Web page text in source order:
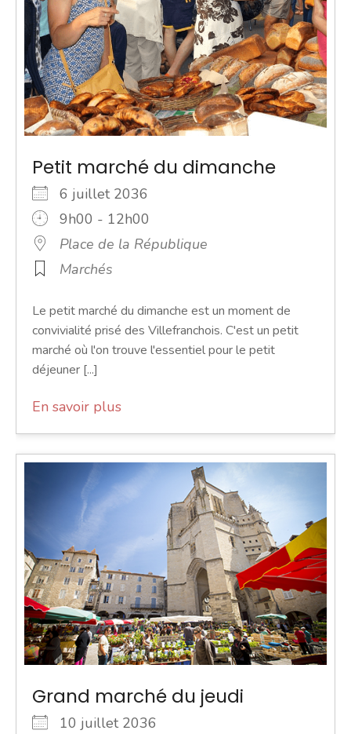
Petit marché du dimanche
6 juillet 2036
9h00 - 12h00
Place de la République
Marchés
Le petit marché du dimanche est un moment de
convivialité prisé des Villefranchois. C'est un petit
marché où l'on trouve l'essentiel pour le petit
déjeuner [...]
En savoir plus
Grand marché du jeudi
10 juillet 2036